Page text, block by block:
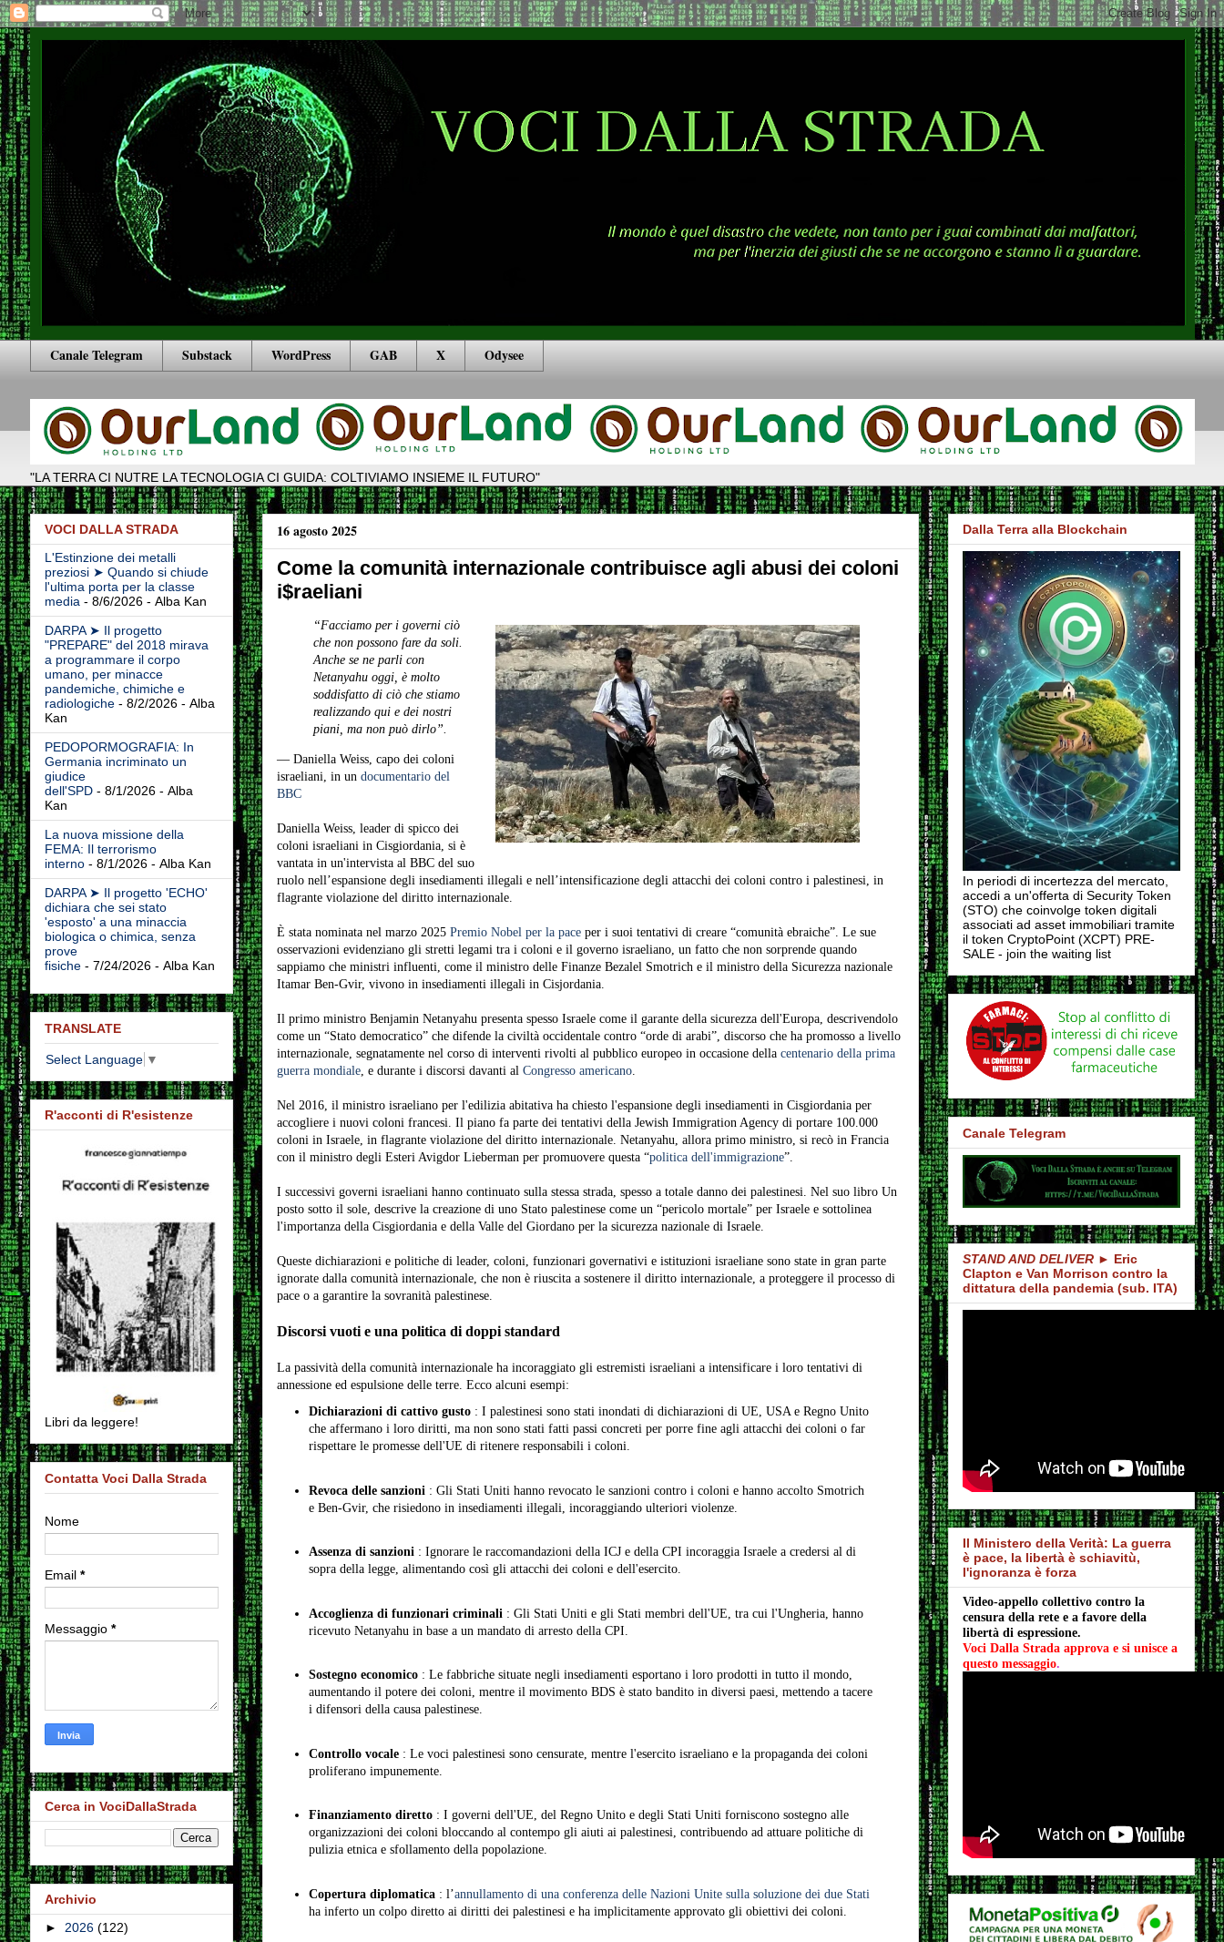
Canale Telegram Substack WordPress GAB X Odysee
"LA TERRA CI NUTRE LA TECNOLOGIA CI GUIDA: COLTIVIAMO INSIEME IL FUTURO"
16 agosto 2025
Come la comunità internazionale contribuisce agli abusi dei coloni
i$raeliani
“Facciamo per i governi ciò
che non possono fare da soli.
Anche se ne parli con
Netanyahu oggi, è molto
soddisfatto di ciò che stiamo
realizzando qui e dei nostri
piani, ma non può dirlo”.
— Daniella Weiss, capo dei coloni
israeliani, in un documentario del
BBC
Daniella Weiss, leader di spicco dei
coloni israeliani in Cisgiordania, si è
vantata in un'intervista al BBC del suo
ruolo nell’espansione degli insediamenti illegali e nell’intensificazione degli attacchi dei coloni contro i palestinesi, in
flagrante violazione del diritto internazionale.
È stata nominata nel marzo 2025 Premio Nobel per la paceper i suoi tentativi di creare “comunità ebraiche”. Le sue
osservazioni evidenziano gli stretti legami tra i coloni e il governo israeliano, un fatto che non sorprende quando
sappiamo che ministri influenti, come il ministro delle Finanze Bezalel Smotrich e il ministro della Sicurezza nazionale
Itamar Ben-Gvir, vivono in insediamenti illegali in Cisjordania.
Il primo ministro Benjamin Netanyahu presenta spesso Israele come il garante della sicurezza dell'Europa, descrivendolo
come un “Stato democratico” che difende la civiltà occidentale contro “orde di arabi”, discorso che ha promosso a livello
internazionale, segnatamente nel corso di interventi rivolti al pubblico europeo in occasione della centenario della prima
guerra mondiale, e durante i discorsi davanti al Congresso americano.
Nel 2016, il ministro israeliano per l'edilizia abitativa ha chiesto l'espansione degli insediamenti in Cisgiordania per
accogliere i nuovi coloni francesi. Il piano fa parte dei tentativi della Jewish Immigration Agency di portare 100.000
coloni in Israele, in flagrante violazione del diritto internazionale. Netanyahu, allora primo ministro, si recò in Francia
con il ministro degli Esteri Avigdor Lieberman per promuovere questa “politica dell'immigrazione”.
I successivi governi israeliani hanno continuato sulla stessa strada, spesso a totale danno dei palestinesi. Nel suo libro Un
posto sotto il sole, descrive la creazione di uno Stato palestinese come un “pericolo mortale” per Israele e sottolinea
l'importanza della Cisgiordania e della Valle del Giordano per la sicurezza nazionale di Israele.
Queste dichiarazioni e politiche di leader, coloni, funzionari governativi e istituzioni israeliane sono state in gran parte
ignorate dalla comunità internazionale, che non è riuscita a sostenere il diritto internazionale, a proteggere il processo di
pace o a garantire la sovranità palestinese.
Discorsi vuoti e una politica di doppi standard
La passività della comunità internazionale ha incoraggiato gli estremisti israeliani a intensificare i loro tentativi di
annessione ed espulsione delle terre. Ecco alcuni esempi:
Dichiarazioni di cattivo gusto: I palestinesi sono stati inondati di dichiarazioni di UE, USA e Regno Unito
che affermano i loro diritti, ma non sono stati fatti passi concreti per porre fine agli attacchi dei coloni o far
rispettare le promesse dell'UE di ritenere responsabili i coloni.
Revoca delle sanzioni : Gli Stati Uniti hanno revocato le sanzioni contro i coloni e hanno accolto Smotrich
e Ben-Gvir, che risiedono in insediamenti illegali, incoraggiando ulteriori violenze.
Assenza di sanzioni: Ignorare le raccomandazioni della ICJ e della CPI incoraggia Israele a credersi al di
sopra della legge, alimentando così gli attacchi dei coloni e dell'esercito.
Accoglienza di funzionari criminali : Gli Stati Uniti e gli Stati membri dell'UE, tra cui l'Ungheria, hanno
ricevuto Netanyahu in base a un mandato di arresto della CPI.
Sostegno economico: Le fabbriche situate negli insediamenti esportano i loro prodotti in tutto il mondo,
aumentando il potere dei coloni, mentre il movimento BDS è stato bandito in diversi paesi, mettendo a tacere
i difensori della causa palestinese.
Controllo vocale : Le voci palestinesi sono censurate, mentre l'esercito israeliano e la propaganda dei coloni
proliferano impunemente.
Finanziamento diretto: I governi dell'UE, del Regno Unito e degli Stati Uniti forniscono sostegno alle
organizzazioni dei coloni bloccando al contempo gli aiuti ai palestinesi, contribuendo ad attuare politiche di
pulizia etnica e sfollamento della popolazione.
Copertura diplomatica : l’annullamento di una conferenza delle Nazioni Unite sulla soluzione dei due Stati
ha inferto un colpo diretto ai diritti dei palestinesi e ha implicitamente approvato gli obiettivi dei coloni.
VOCI DALLA STRADA
L'Estinzione dei metalli
preziosi ➤ Quando si chiude
l'ultima porta per la classe
media - 8/6/2026- Alba Kan
DARPA ➤ Il progetto
"PREPARE" del 2018 mirava
a programmare il corpo
umano, per minacce
pandemiche, chimiche e
radiologiche- 8/2/2026- Alba
Kan
PEDOPORMOGRAFIA: In
Germania incriminato un
giudice
dell'SPD- 8/1/2026- Alba
Kan
La nuova missione della
FEMA: Il terrorismo
interno- 8/1/2026- Alba Kan
DARPA ➤ Il progetto 'ECHO'
dichiara che sei stato
'esposto' a una minaccia
biologica o chimica, senza
prove
fisiche- 7/24/2026- Alba Kan
TRANSLATE
Select Language ▼
R'acconti di R'esistenze
Libri da leggere!
Contatta Voci Dalla Strada
Nome
Email *
Messaggio *
Cerca in VociDallaStrada
Archivio
► 2026 (122)
Dalla Terra alla Blockchain
In periodi di incertezza del mercato,
accedi a un'offerta di Security Token
(STO) che coinvolge token digitali
associati ad asset immobiliari tramite
il token CryptoPoint (XCPT) PRE-
SALE - join the waiting list
Canale Telegram
STAND AND DELIVER► Eric
Clapton e Van Morrison contro la
dittatura della pandemia (sub. ITA)
Il Ministero della Verità: La guerra
è pace, la libertà è schiavitù,
l'ignoranza è forza
Video-appello collettivo contro la
censura della rete e a favore della
libertà di espressione.
Voci Dalla Strada approva e si unisce a
questo messaggio.